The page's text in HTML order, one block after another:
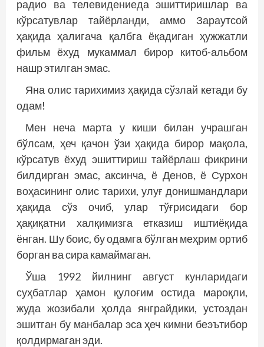
радио ва телевидениеда эшиттиришлар ва
кўрсатувлар тайёрланди, аммо Зараутсой
ҳақида ҳалигача қалбга ёқадиган ҳужжатли
фильм ёхуд мукаммал бирор китоб-альбом
нашр этилган эмас.
Яна олис тарихимиз ҳақида сўзлай кетади бу
одам!
Мен неча марта у киши билан учрашган
бўлсам, ҳеч қачон ўзи ҳақида бирор мақола,
кўрсатув ёхуд эшиттириш тайёрлаш фикрини
билдирган эмас, аксинча, ё Денов, ё Сурхон
воҳасининг олис тарихи, улуғ донишмандлари
ҳақида сўз очиб, улар тўғрисидаги бор
ҳақиқатни халқимизга етказиш иштиёқида
ёнган. Шу боис, бу одамга бўлган меҳрим ортиб
борган ва сира камаймаган.
Ўша 1992 йилнинг август кунларидаги
суҳбатлар ҳамон қулоғим остида мароқли,
жуда жозибали ҳолда янграйдики, устоздан
эшитган бу манбалар эса ҳеч кимни беэътибор
қолдирмаган эди.